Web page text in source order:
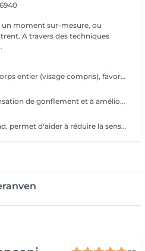
un moment sur-mesure, ou
Un drainage manuel doux du corps entier (visage compris), favorisant la détente profonde, la circulation lymphatique et la sensation de légèreté. Idéal en période de stress, de fatigue, ou lorsque le corps a besoin d'un véritable moment de récupération.
Soin ciblé visant à réduire la sensation de gonflement et à améliorer le confort des bras. Favorise la circulation et procure une sensation de légèreté immédiate.
Le drainage abdominale profond, permet d'aider à réduire la sensation de gonflement liée à plusieurs facteurs (stress, déséquilibre hormonal, inflammation chronique, problèmes digestifs, diastasis). Ce soin procure un véritable relâchement des tensions abdominales procurant un sentiment de bien être immédiat après la séance.